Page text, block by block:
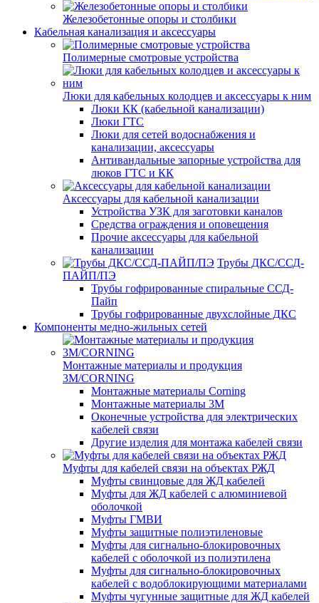
Железобетонные опоры и столбики
Кабельная канализация и аксессуары
Полимерные смотровые устройства
Люки для кабельных колодцев и аксессуары к ним
Люки КК (кабельной канализации)
Люки ГТС
Люки для сетей водоснабжения и
канализации, аксессуары
Антивандальные запорные устройства для
люков ГТС и КК
Аксессуары для кабельной канализации
Устройства УЗК для заготовки каналов
Средства ограждения и оповещения
Прочие аксессуары для кабельной
канализации
Трубы ДКС/ССД-
ПАЙП/ПЭ
Трубы гофрированные спиральные ССД-
Пайп
Трубы гофрированные двухслойные ДКС
Компоненты медно-жильных сетей
Монтажные материалы и продукция
3M/CORNING
Монтажные материалы Corning
Монтажные материалы 3M
Оконечные устройства для электрических
кабелей связи
Другие изделия для монтажа кабелей связи
Муфты для кабелей связи на объектах РЖД
Муфты свинцовые для ЖД кабелей
Муфты для ЖД кабелей с алюминиевой
оболочкой
Муфты ГМВИ
Муфты защитные полиэтиленовые
Муфты для сигнально-блокировочных
кабелей с оболочкой из полиэтилена
Муфты для сигнально-блокировочных
кабелей с водоблокирующими материалами
Муфты чугунные защитные для ЖД кабелей